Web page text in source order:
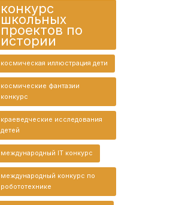
конкурс
школьных
проектов по
истории
космическая иллюстрация дети
космические фантазии
конкурс
краеведческие исследования
детей
международный IT конкурс
международный конкурс по
робототехнике